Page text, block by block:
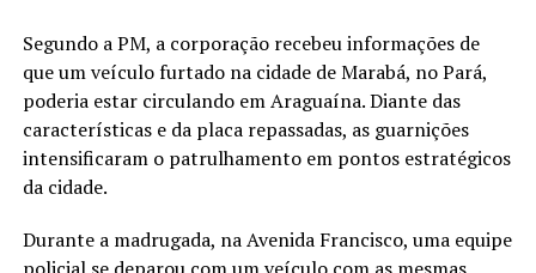
Segundo a PM, a corporação recebeu informações de
que um veículo furtado na cidade de Marabá, no Pará,
poderia estar circulando em Araguaína. Diante das
características e da placa repassadas, as guarnições
intensificaram o patrulhamento em pontos estratégicos
da cidade.
Durante a madrugada, na Avenida Francisco, uma equipe